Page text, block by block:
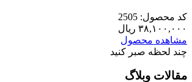
کد محصول: 2505
۳۸,۱۰۰,۰۰۰ ریال
مشاهده محصول
چند لحظه صبر کنید
مقالات وبلاگ